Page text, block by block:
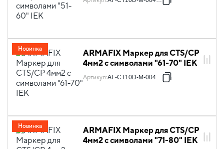
ARMAFIX Маркер для CTS/CP
4мм2 с символами "61-70" IEK
Артикул:AF-CT10D-M-004-07
Новинка
ARMAFIX Маркер для CTS/CP
4мм2 с символами "71-80" IEK
Новинка